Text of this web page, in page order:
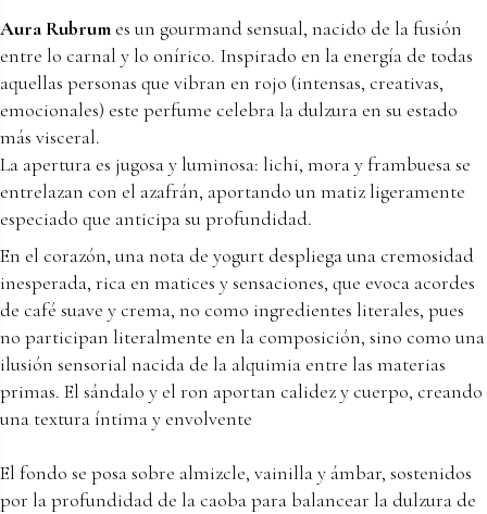
Aura Rubrum es un gourmand sensual, nacido de la fusión
entre lo carnal y lo onírico. Inspirado en la energía de todas
aquellas personas que vibran en rojo (intensas, creativas,
emocionales) este perfume celebra la dulzura en su estado
más visceral.
La apertura es jugosa y luminosa: lichi, mora y frambuesa se
entrelazan con el azafrán, aportando un matiz ligeramente
especiado que anticipa su profundidad.
En el corazón, una nota de yogurt despliega una cremosidad
inesperada, rica en matices y sensaciones, que evoca acordes
de café suave y crema, no como ingredientes literales, pues
no participan literalmente en la composición, sino como una
ilusión sensorial nacida de la alquimia entre las materias
primas. El sándalo y el ron aportan calidez y cuerpo, creando
una textura íntima y envolvente
El fondo se posa sobre almizcle, vainilla y ámbar, sostenidos
por la profundidad de la caoba para balancear la dulzura de